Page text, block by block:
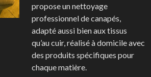
propose un nettoyage
professionnel de canapés,
adapté aussi bien aux tissus
qu’au cuir, réalisé à domicile avec
des produits spécifiques pour
chaque matière.